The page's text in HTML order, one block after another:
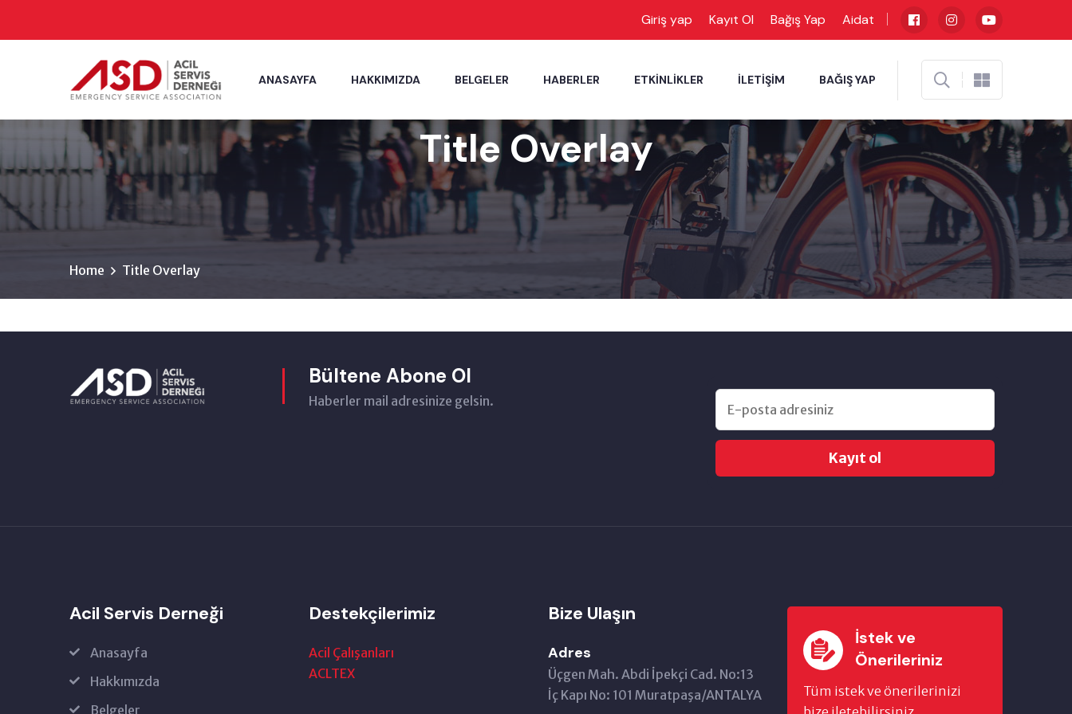
Giriş yap Kayıt Ol Bağış Yap Aidat
ANASAYFA HAKKIMIZDA BELGELER HABERLER ETKINLIKLER İLETIŞIM BAĞIŞ YAP
Title Overlay
Home Title Overlay
Bültene Abone Ol
Haberler mail adresinize gelsin.
Kayıt ol
Acil Servis Derneği
Anasayfa
Hakkımızda
Belgeler
Destekçilerimiz
Acil Çalışanları
ACLTEX
Bize Ulaşın
Adres
Üçgen Mah. Abdi İpekçi Cad. No:13
İç Kapı No: 101 Muratpaşa/ANTALYA
İstek ve
Önerileriniz
Tüm istek ve önerilerinizi